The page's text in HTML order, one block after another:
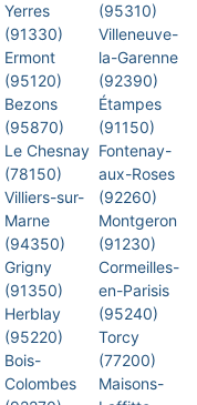
Yerres
(91330)
Ermont
(95120)
Bezons
(95870)
Le Chesnay
(78150)
Villiers-sur-
Marne
(94350)
Grigny
(91350)
Herblay
(95220)
Bois-
Colombes
(95310)
Villeneuve-
la-Garenne
(92390)
Étampes
(91150)
Fontenay-
aux-Roses
(92260)
Montgeron
(91230)
Cormeilles-
en-Parisis
(95240)
Torcy
(77200)
Maisons-